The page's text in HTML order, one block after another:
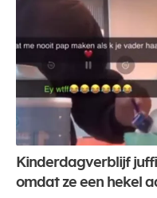
Kinderdagverblijf
omdat ze een hekel